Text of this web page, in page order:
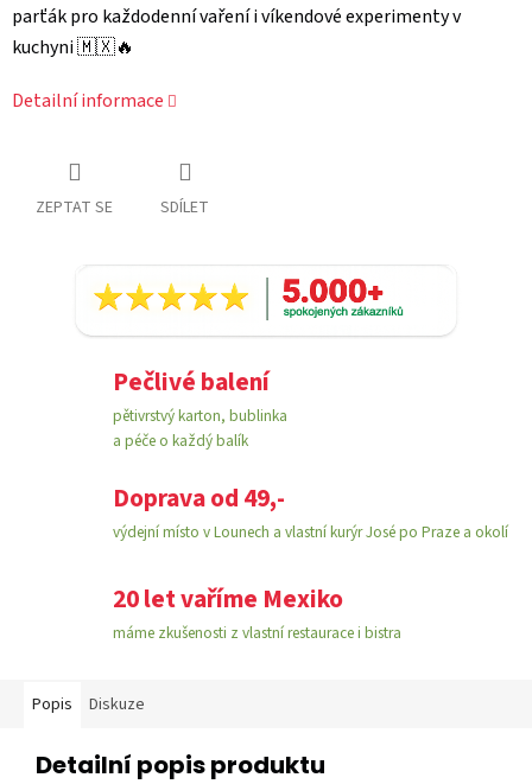
parťák pro každodenní vaření i víkendové experimenty v
kuchyni 🇲🇽🔥
Detailní informace
ZEPTAT SE SDÍLET
Pečlivé balení
pětivrstvý karton, bublinka
a péče o každý balík
Doprava od 49,-
výdejní místo v Lounech a vlastní kurýr José po Praze a okolí
20 let vaříme Mexiko
máme zkušenosti z vlastní restaurace i bistra
Popis Diskuze
Detailní popis produktu